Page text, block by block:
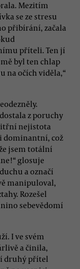
Mezitím
se ze stresu
přibírání, začala
příteli. Ten jí
byl ten chlap
na očích viděla,“
z poruchy
nejistota
dominantní, což
jsem totální
glosuje
a označí
manipuloval,
Rozešel
sebevědomí
I ve svém
a činila,
druhý přítel